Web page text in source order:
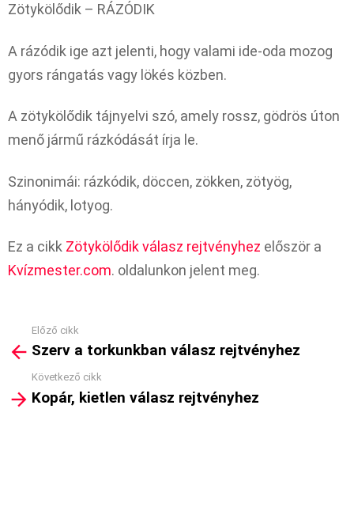
Zötykölődik – RÁZÓDIK
A rázódik ige azt jelenti, hogy valami ide-oda mozog
gyors rángatás vagy lökés közben.
A zötykölődik tájnyelvi szó, amely rossz, gödrös úton
menő jármű rázkódását írja le.
Szinonimái: rázkódik, döccen, zökken, zötyög,
hányódik, lotyog.
Ez a cikk Zötykölődik válasz rejtvényhez először a
Kvízmester.com. oldalunkon jelent meg.
more
Előző cikk
Szerv a torkunkban válasz rejtvényhez
Következő cikk
Kopár, kietlen válasz rejtvényhez